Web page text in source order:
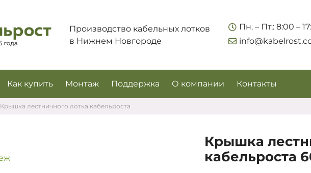
Производство кабельных лотков
в Нижнем Новгороде
Пн. – Пт.: 8:00 –
Как купить Монтаж Поддержка О компании Контакты
Крышка лестничного лотка кабельроста
Крышка
кабельроста
Укажите контакты для связи и требования к заказу –
предложим лучшие варианты по цене, согласуем
сроки и подберём доставку.